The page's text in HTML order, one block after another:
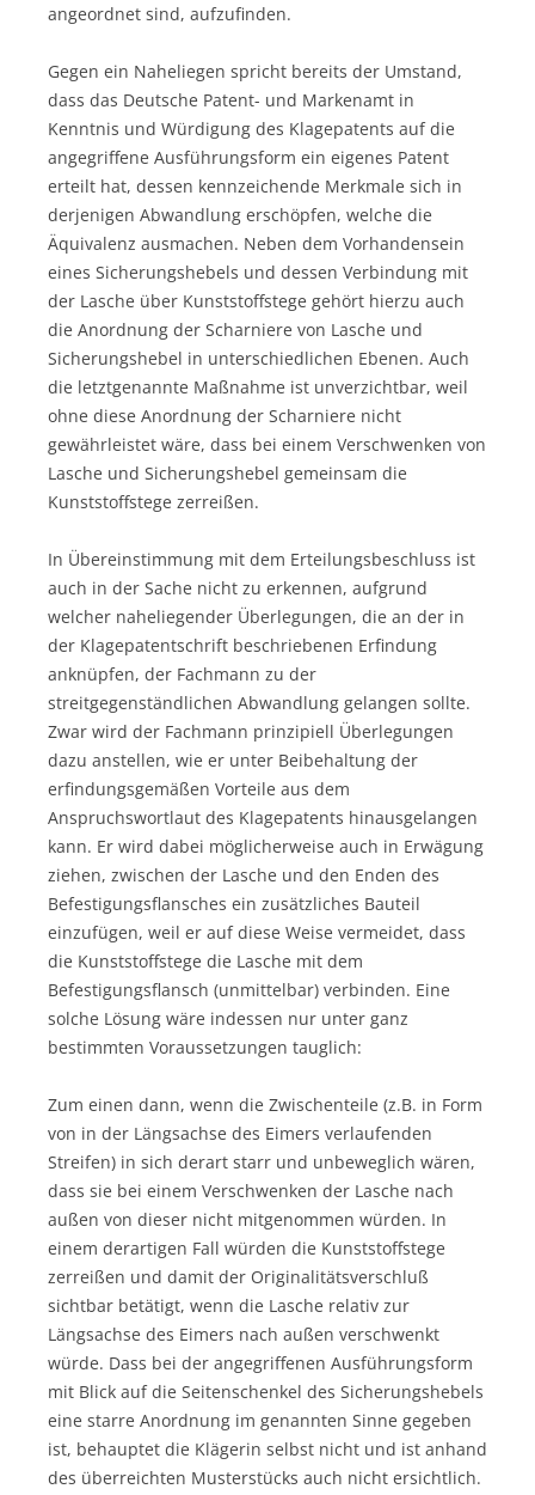
angeordnet sind, aufzufinden.
Gegen ein Naheliegen spricht bereits der Umstand,
dass das Deutsche Patent- und Markenamt in
Kenntnis und Würdigung des Klagepatents auf die
angegriffene Ausführungsform ein eigenes Patent
erteilt hat, dessen kennzeichende Merkmale sich in
derjenigen Abwandlung erschöpfen, welche die
Äquivalenz ausmachen. Neben dem Vorhandensein
eines Sicherungshebels und dessen Verbindung mit
der Lasche über Kunststoffstege gehört hierzu auch
die Anordnung der Scharniere von Lasche und
Sicherungshebel in unterschiedlichen Ebenen. Auch
die letztgenannte Maßnahme ist unverzichtbar, weil
ohne diese Anordnung der Scharniere nicht
gewährleistet wäre, dass bei einem Verschwenken von
Lasche und Sicherungshebel gemeinsam die
Kunststoffstege zerreißen.
In Übereinstimmung mit dem Erteilungsbeschluss ist
auch in der Sache nicht zu erkennen, aufgrund
welcher naheliegender Überlegungen, die an der in
der Klagepatentschrift beschriebenen Erfindung
anknüpfen, der Fachmann zu der
streitgegenständlichen Abwandlung gelangen sollte.
Zwar wird der Fachmann prinzipiell Überlegungen
dazu anstellen, wie er unter Beibehaltung der
erfindungsgemäßen Vorteile aus dem
Anspruchswortlaut des Klagepatents hinausgelangen
kann. Er wird dabei möglicherweise auch in Erwägung
ziehen, zwischen der Lasche und den Enden des
Befestigungsflansches ein zusätzliches Bauteil
einzufügen, weil er auf diese Weise vermeidet, dass
die Kunststoffstege die Lasche mit dem
Befestigungsflansch (unmittelbar) verbinden. Eine
solche Lösung wäre indessen nur unter ganz
bestimmten Voraussetzungen tauglich:
Zum einen dann, wenn die Zwischenteile (z.B. in Form
von in der Längsachse des Eimers verlaufenden
Streifen) in sich derart starr und unbeweglich wären,
dass sie bei einem Verschwenken der Lasche nach
außen von dieser nicht mitgenommen würden. In
einem derartigen Fall würden die Kunststoffstege
zerreißen und damit der Originalitätsverschluß
sichtbar betätigt, wenn die Lasche relativ zur
Längsachse des Eimers nach außen verschwenkt
würde. Dass bei der angegriffenen Ausführungsform
mit Blick auf die Seitenschenkel des Sicherungshebels
eine starre Anordnung im genannten Sinne gegeben
ist, behauptet die Klägerin selbst nicht und ist anhand
des überreichten Musterstücks auch nicht ersichtlich.